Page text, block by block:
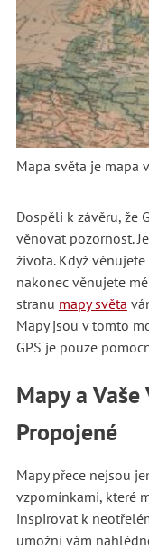
Mapa světa je mapa
Dospěli k závěru, že
věnovat pozornost.
života. Když
nakonec věnujete
stranu mapy světa
Mapy jsou v tomto
GPS je pouze
Mapy a
Propojené
Mapy přece nejsou
vzpomínkami, které
inspirovat k
umožní vám